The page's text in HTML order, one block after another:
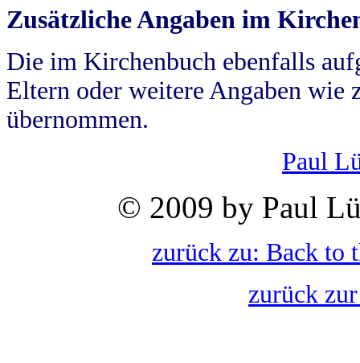
Zusätzliche Angaben im
Die im Kirchenbuch ebenfalls
Eltern oder weitere Angaben wie
übernommen.
Paul
© 2009 by Paul
zurück zu: Back to
zurück